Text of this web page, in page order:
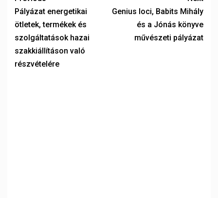
Pályázat energetikai
ötletek, termékek és
szolgáltatások hazai
szakkiállításon való
részvételére
Genius loci, Babits Mihály
és a Jónás könyve
művészeti pályázat